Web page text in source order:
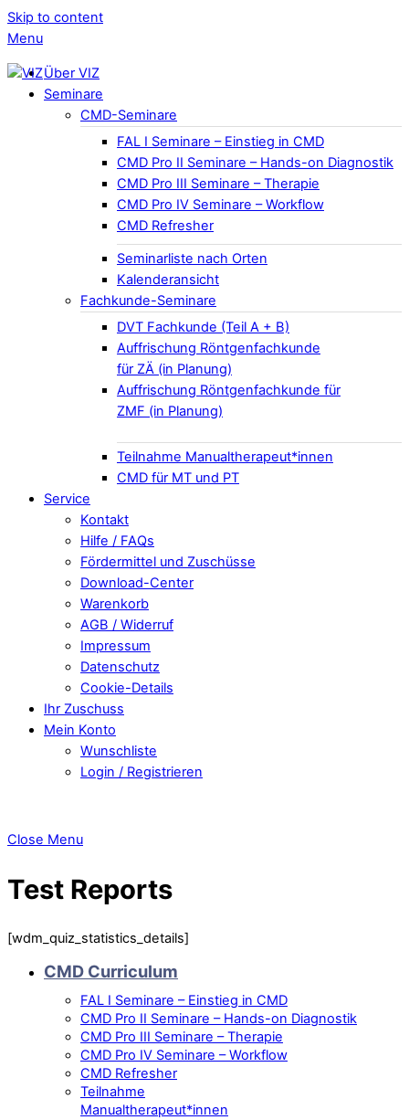
Skip to content
Menu
Über VIZ
Seminare
CMD-Seminare
FAL I Seminare – Einstieg in CMD
CMD Pro II Seminare – Hands-on Diagnostik
CMD Pro III Seminare – Therapie
CMD Pro IV Seminare – Workflow
CMD Refresher
Seminarliste nach Orten
Kalenderansicht
Fachkunde-Seminare
DVT Fachkunde (Teil A + B)
Auffrischung Röntgenfachkunde
für ZÄ (in Planung)
Auffrischung Röntgenfachkunde für
ZMF (in Planung)
Teilnahme Manualtherapeut*innen
CMD für MT und PT
Service
Kontakt
Hilfe / FAQs
Fördermittel und Zuschüsse
Download-Center
Warenkorb
AGB / Widerruf
Impressum
Datenschutz
Cookie-Details
Ihr Zuschuss
Mein Konto
Wunschliste
Login / Registrieren
Close Menu
Test Reports
[wdm_quiz_statistics_details]
CMD Curriculum
FAL I Seminare – Einstieg in CMD
CMD Pro II Seminare – Hands-on Diagnostik
CMD Pro III Seminare – Therapie
CMD Pro IV Seminare – Workflow
CMD Refresher
Teilnahme
Manualtherapeut*innen